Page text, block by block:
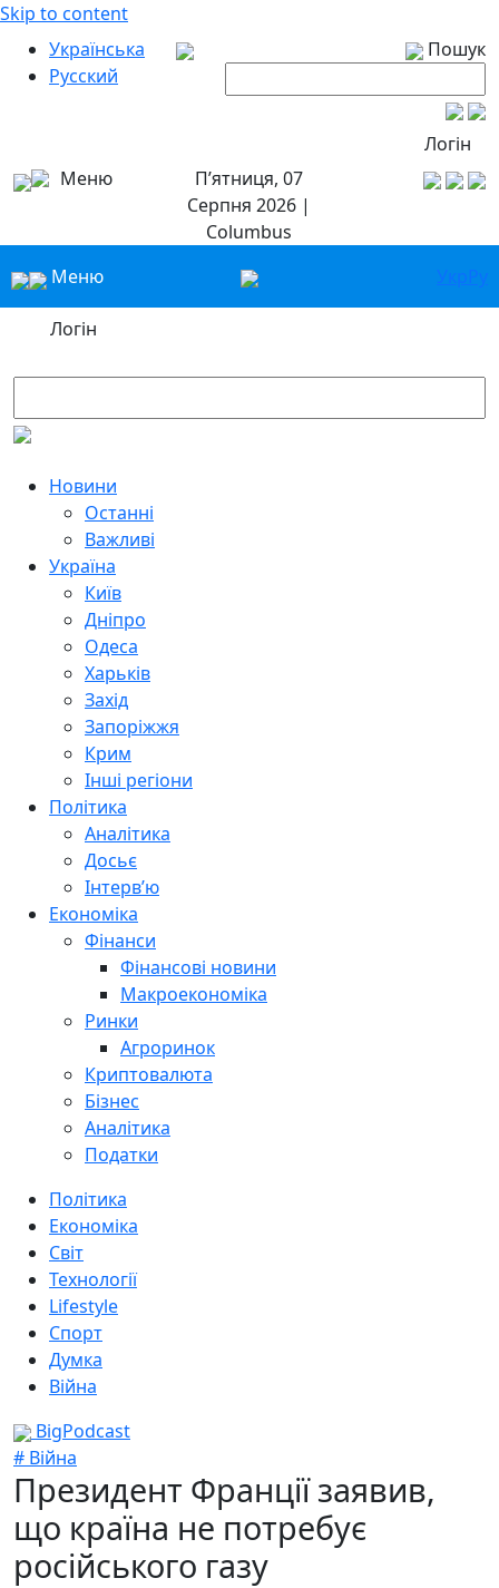
Skip to content
Українська
Русский
Пошук
Логін
Меню
П’ятниця, 07
Серпня 2026 |
Columbus
Меню
УкрРу
Логін
Новини
Останні
Важливі
Україна
Київ
Дніпро
Одеса
Харьків
Захід
Запоріжжя
Крим
Інші регіони
Політика
Аналітика
Досьє
Інтерв’ю
Економіка
Фінанси
Фінансові новини
Макроекономіка
Ринки
Агроринок
Криптовалюта
Бізнес
Аналітика
Податки
Політика
Економіка
Світ
Технології
Lifestyle
Спорт
Думка
Війна
BigPodcast
# Війна
Президент Франції заявив,
що країна не потребує
російського газу